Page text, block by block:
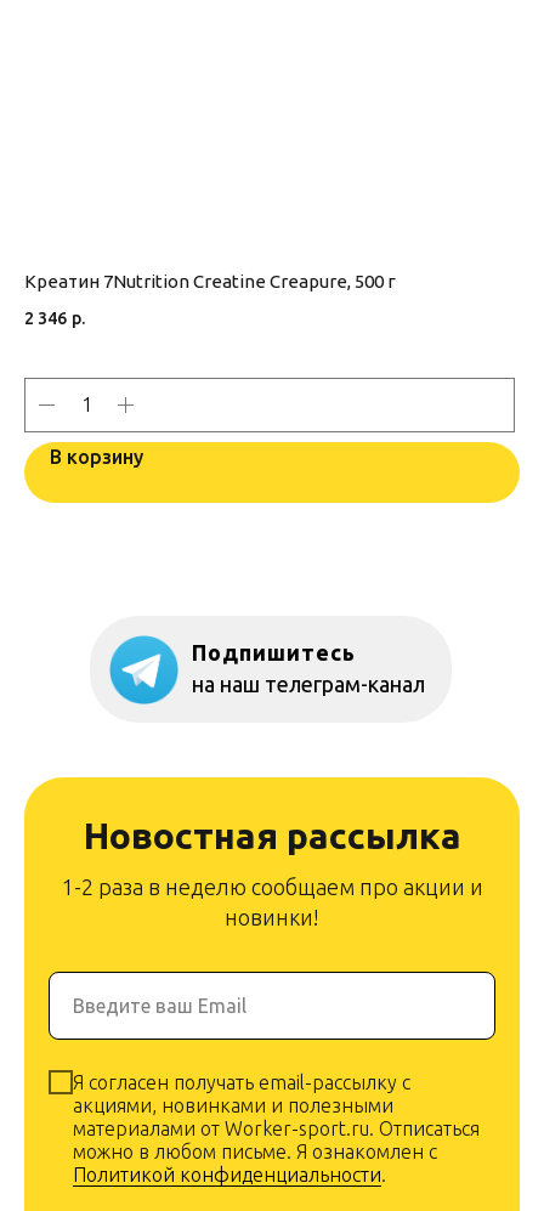
Креатин 7Nutrition Creatine Creapure, 500 г
2 346 р.
В корзину
Подпишитесь
на наш телеграм-канал
Новостная рассылка
1-2 раза в неделю сообщаем про акции и
новинки!
Введите ваш Email
Я согласен получать email-рассылку с
акциями, новинками и полезными
материалами от Worker-sport.ru. Отписаться
можно в любом письме. Я ознакомлен с
Политикой конфиденциальности.